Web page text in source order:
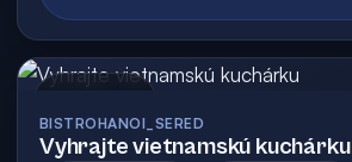
BISTROHANOI_SERED
Vyhrajte vietnamskú kuchárku